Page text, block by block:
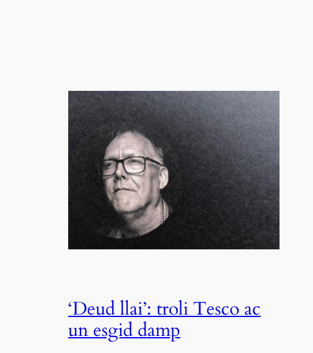
‘Deud llai’: troli Tesco ac
un esgid damp